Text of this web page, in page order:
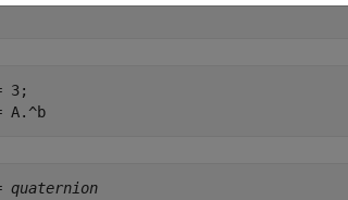
3;
A.^b
quaternion